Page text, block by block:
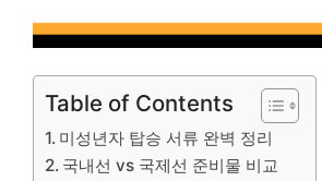
Table of Contents
미성년자 탑승 서류 완벽 정리
국내선 vs 국제선 준비물 비교